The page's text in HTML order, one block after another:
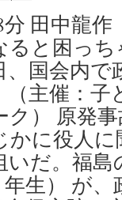
分 田中龍
ると困っ
国会内で
主催：子
） 原発
かに役人
だ。福島
生） が、